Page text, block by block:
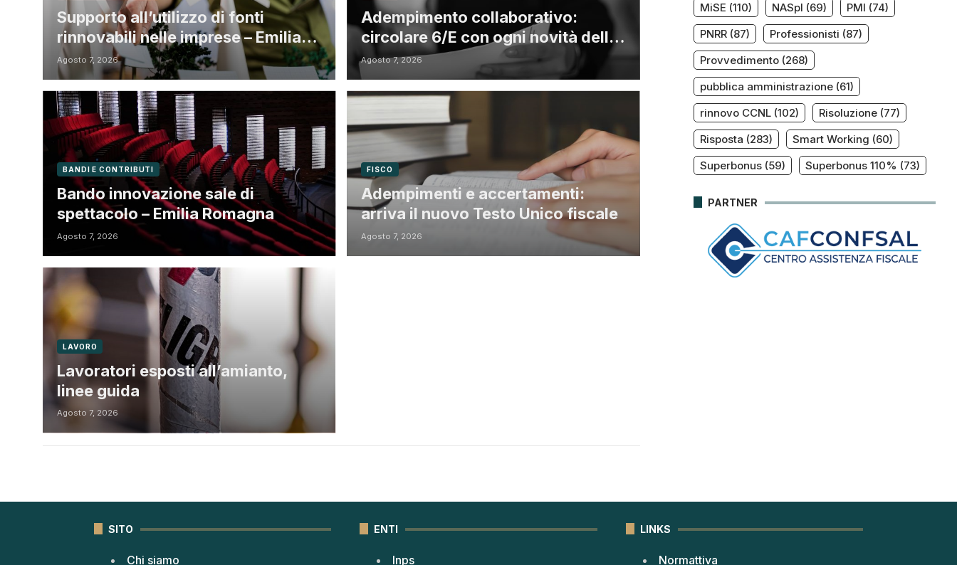
Supporto all’utilizzo di fonti
rinnovabili nelle imprese – Emilia
Romagna
Agosto 7, 2026
Adempimento collaborativo:
circolare 6/E con ogni novità della
riforma fiscale
Agosto 7, 2026
BANDI E CONTRIBUTI
Bando innovazione sale di
spettacolo – Emilia Romagna
Agosto 7, 2026
FISCO
Adempimenti e accertamenti:
arriva il nuovo Testo Unico fiscale
Agosto 7, 2026
LAVORO
Lavoratori esposti all’amianto,
linee guida
Agosto 7, 2026
MiSE (110) NASpI (69) PMI (74)
PNRR(87) Professionisti (87)
Provvedimento(268)
pubblica amministrazione(61)
rinnovo CCNL(102) Risoluzione(77)
Risposta (283) Smart Working (60)
Superbonus(59) Superbonus 110% (73)
PARTNER
SITO
Chi siamo
ENTI
Inps
LINKS
Normattiva